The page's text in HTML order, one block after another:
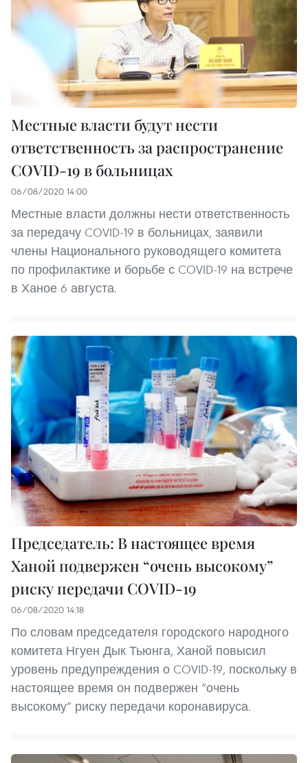
Местные власти будут нести
ответственность за распространение
COVID-19 в больницах
06/08/2020 14:00
Местные власти должны нести ответственность
за передачу COVID-19 в больницах, заявили
члены Национального руководящего комитета
по профилактике и борьбе с COVID-19 на встрече
в Ханое 6 августа.
Председатель: В настоящее время
Ханой подвержен “очень высокому”
риску передачи COVID-19
06/08/2020 14:18
По словам председателя городского народного
комитета Нгуен Дык Тьюнга, Ханой повысил
уровень предупреждения о COVID-19, поскольку в
настоящее время он подвержен “очень
высокому” риску передачи коронавируса.